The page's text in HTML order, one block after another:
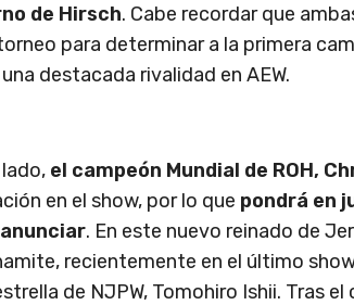
de Hirsch. Cabe recordar que
para determinar a la primera
destacada rivalidad en AEW.
el campeón Mundial de ROH,
en el show, por lo que pondrá en
. En este nuevo reinado de
recientemente en el último
de NJPW, Tomohiro Ishii. Tras